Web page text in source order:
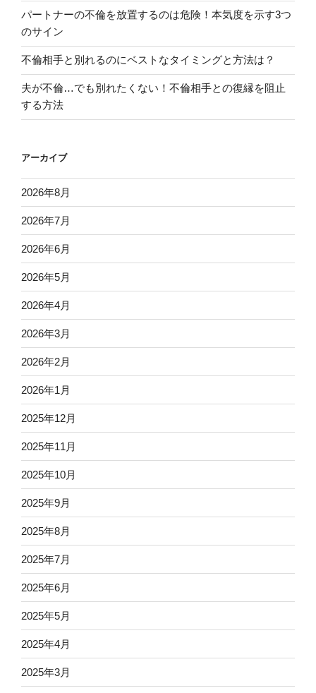
パートナーの不倫を放置するのは危険！本気度を示す3つ
のサイン
不倫相手と別れるのにベストなタイミングと方法は？
夫が不倫…でも別れたくない！不倫相手との復縁を阻止
する方法
アーカイブ
2026年8月
2026年7月
2026年6月
2026年5月
2026年4月
2026年3月
2026年2月
2026年1月
2025年12月
2025年11月
2025年10月
2025年9月
2025年8月
2025年7月
2025年6月
2025年5月
2025年4月
2025年3月